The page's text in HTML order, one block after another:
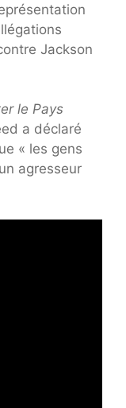
Jackson
le Pays
a déclaré
« les gens
agresseur